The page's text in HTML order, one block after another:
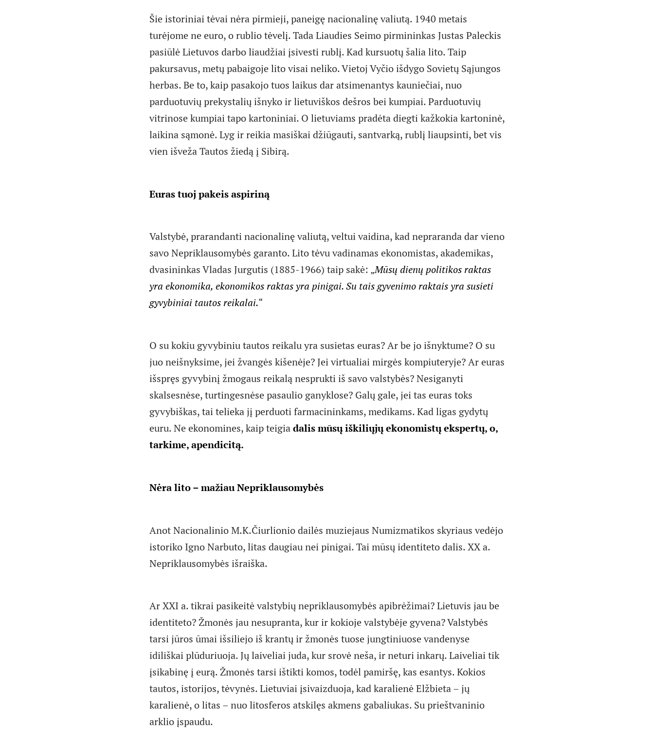
Šie istoriniai tėvai nėra pirmieji, paneigę nacionalinę valiutą. 1940 metais
turėjome ne euro, o rublio tėvelį. Tada Liaudies Seimo pirmininkas Justas Paleckis
pasiūlė Lietuvos darbo liaudžiai įsivesti rublį. Kad kursuotų šalia lito. Taip
pakursavus, metų pabaigoje lito visai neliko. Vietoj Vyčio išdygo Sovietų Sąjungos
herbas. Be to, kaip pasakojo tuos laikus dar atsimenantys kauniečiai, nuo
parduotuvių prekystalių išnyko ir lietuviškos dešros bei kumpiai. Parduotuvių
vitrinose kumpiai tapo kartoniniai. O lietuviams pradėta diegti kažkokia kartoninė,
laikina sąmonė. Lyg ir reikia masiškai džiūgauti, santvarką, rublį liaupsinti, bet vis
vien išveža Tautos žiedą į Sibirą.
Euras tuoj pakeis aspiriną
Valstybė, prarandanti nacionalinę valiutą, veltui vaidina, kad nepraranda dar vieno
savo Nepriklausomybės garanto. Lito tėvu vadinamas ekonomistas, akademikas,
dvasininkas Vladas Jurgutis (1885-1966) taip sakė: „Mūsų dienų politikos raktas
yra ekonomika, ekonomikos raktas yra pinigai. Su tais gyvenimo raktais yra susieti
gyvybiniai tautos reikalai.“
O su kokiu gyvybiniu tautos reikalu yra susietas euras? Ar be jo išnyktume? O su
juo neišnyksime, jei žvangės kišenėje? Jei virtualiai mirgės kompiuteryje? Ar euras
išspręs gyvybinį žmogaus reikalą nesprukti iš savo valstybės? Nesiganyti
skalsesnėse, turtingesnėse pasaulio ganyklose? Galų gale, jei tas euras toks
gyvybiškas, tai telieka jį perduoti farmacininkams, medikams. Kad ligas gydytų
euru. Ne ekonomines, kaip teigiadalis mūsų iškiliųjų ekonomistų ekspertų, o,
tarkime, apendicitą.
Nėra lito – mažiau Nepriklausomybės
Anot Nacionalinio M.K.Čiurlionio dailės muziejaus Numizmatikos skyriaus vedėjo
istoriko Igno Narbuto, litas daugiau nei pinigai. Tai mūsų identiteto dalis. XX a.
Nepriklausomybės išraiška.
Ar XXI a. tikrai pasikeitė valstybių nepriklausomybės apibrėžimai? Lietuvis jau be
identiteto? Žmonės jau nesupranta, kur ir kokioje valstybėje gyvena? Valstybės
tarsi jūros ūmai išsiliejo iš krantų ir žmonės tuose jungtiniuose vandenyse
idiliškai plūduriuoja. Jų laiveliai juda, kur srovė neša, ir neturi inkarų. Laiveliai tik
įsikabinę į eurą. Žmonės tarsi ištikti komos, todėl pamiršę, kas esantys. Kokios
tautos, istorijos, tėvynės. Lietuviai įsivaizduoja, kad karalienė Elžbieta – jų
karalienė, o litas – nuo litosferos atskilęs akmens gabaliukas. Su prieštvaninio
arklio įspaudu.